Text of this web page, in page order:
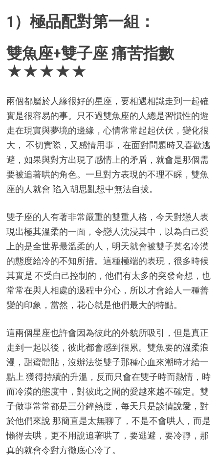
1）極品配對第一組：
雙魚座+雙子座 痛苦指數
★★★★★
兩個都屬於人緣很好的星座，要相遇相識走到一起確
實是很容易的事。只不過雙魚座的人總是習慣性的遊
走在現實與夢境的邊緣，心情常常起起伏伏，變化很
大， 不切實際，又感情用事，在面對問題時又喜歡逃
避，如果與對方出現了感情上的矛盾，就會是那個需
要被追著哄的角色。一旦對方表現的不理不睬，雙魚
座的人就會 陷入胡思亂想中無法自拔。
雙子座的人有著非常嚴重的雙重人格，今天對戀人表
現出極其溫柔的一面，令戀人沈浸其中，以為自己愛
上的是全世界最溫柔的人，明天就會被雙子莫名冷漠
的態度給冷的不知所措。這種極端的表現，很多時候
其實是 不受自己控制的，他們有太多的突發奇想，也
常常在與人相處的過程中分心，所以才會給人一種善
變的印象，當然，花心就是他們最大的特點。
這兩個星座也許會因為彼此的外貌所吸引，但是真正
走到一起以後，彼此都會感到很累。雙魚要的溫柔浪
漫，甜蜜體貼，沒辦法從雙子那種心血來潮時才給一
點上 獲得持續的升溫，反而只會在雙子時而熱情，時
而冷漠的態度中，對彼此之間的愛越來越不確定。雙
子做事常常都是三分鐘熱度，每天只是談情說愛，對
於他們來說 那簡直是太無聊了，不是不會哄人，而是
懶得去哄，更不用說追著哄了，要逃避，要冷靜，那
真的就會令對方徹底心冷了。